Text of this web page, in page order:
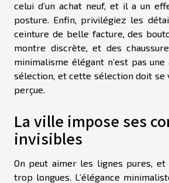
celui d’un achat neuf, et il a un
posture. Enfin, privilégiez les
ceinture de belle facture, des
montre discrète, et des
minimalisme élégant n’est pas une
sélection, et cette sélection doit se
perçue.
La ville impose ses
invisibles
On peut aimer les lignes pures, et
trop longues. L’élégance